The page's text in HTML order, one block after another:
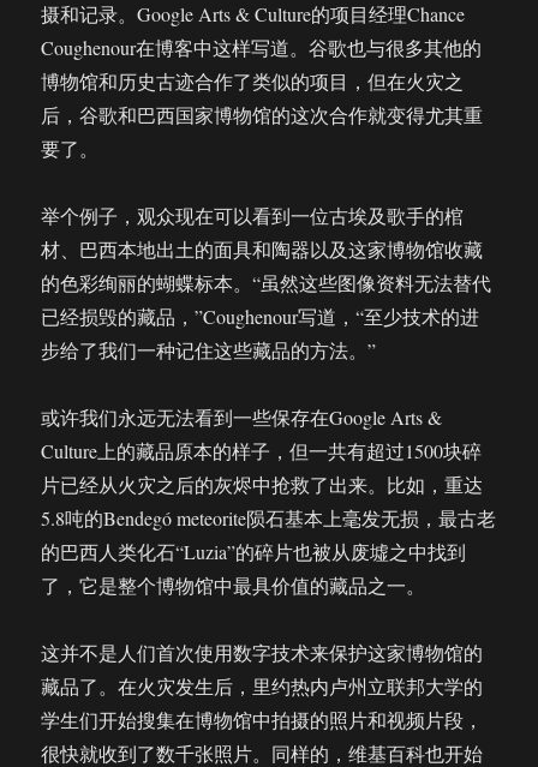
摄和记录。Google Arts & Culture的项目经理Chance
Coughenour在博客中这样写道。谷歌也与很多其他的
博物馆和历史古迹合作了类似的项目，但在火灾之
后，谷歌和巴西国家博物馆的这次合作就变得尤其重
要了。
举个例子，观众现在可以看到一位古埃及歌手的棺
材、巴西本地出土的面具和陶器以及这家博物馆收藏
的色彩绚丽的蝴蝶标本。“虽然这些图像资料无法替代
已经损毁的藏品，”Coughenour写道，“至少技术的进
步给了我们一种记住这些藏品的方法。”
或许我们永远无法看到一些保存在Google Arts &
Culture上的藏品原本的样子，但一共有超过1500块碎
片已经从火灾之后的灰烬中抢救了出来。比如，重达
5.8吨的Bendegó meteorite陨石基本上毫发无损，最古老
的巴西人类化石“Luzia”的碎片也被从废墟之中找到
了，它是整个博物馆中最具价值的藏品之一。
这并不是人们首次使用数字技术来保护这家博物馆的
藏品了。在火灾发生后，里约热内卢州立联邦大学的
学生们开始搜集在博物馆中拍摄的照片和视频片段，
很快就收到了数千张照片。同样的，维基百科也开始